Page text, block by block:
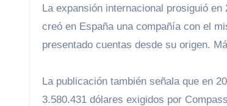
La expansión internacional prosiguió
creó en España una compañía con el
presentado cuentas desde su origen.
La publicación también señala que en
3.580.431 dólares exigidos por